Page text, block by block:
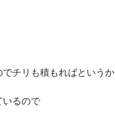
チリも積もればというか
いるので